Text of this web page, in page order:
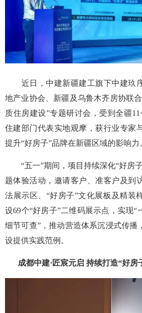
近日，中建新疆建工旗下中建玖
地产业协会、新疆及乌鲁木齐房协联
质住房建设”专题研讨会，受到全疆
住建部门代表实地观摩，获行业专家
提升“好房子”品牌在新疆区域的影响力
“五一”期间，项目持续深化“好房子
题体验活动，邀请客户、准客户及到
法展示区、“好房子”文化展板及精装
设69个“好房子”二维码展示点，实现“
细节可查”，推动营造体系沉浸式传播
设提供实践范例。
成都中建·匠宸元启 持续打造“好房